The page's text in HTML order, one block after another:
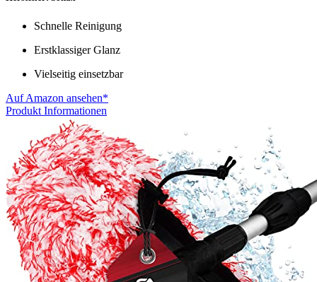
Schnelle Reinigung
Erstklassiger Glanz
Vielseitig einsetzbar
Auf Amazon ansehen*
Produkt Informationen